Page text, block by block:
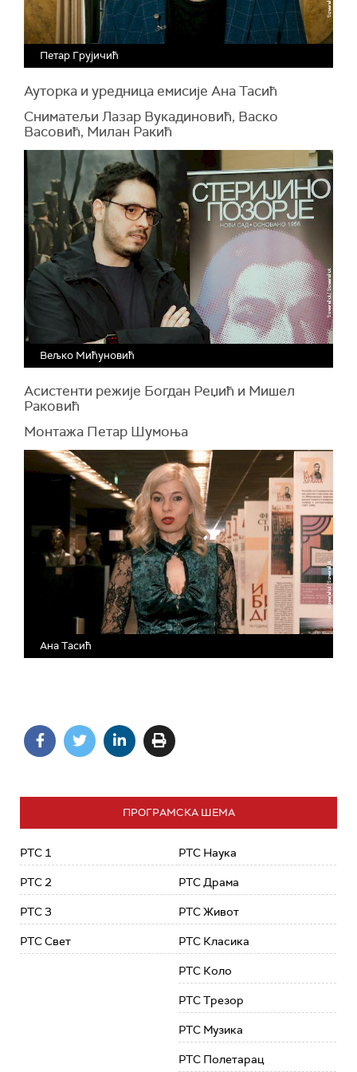
Петар Грујичић
Ауторка и уредница емисије Ана Тасић
Сниматељи Лазар Вукадиновић, Васко
Васовић, Милан Ракић
Вељко Мићуновић
Асистенти режије Богдан Реџић и Мишел
Раковић
Монтажа Петар Шумоња
Ана Тасић
ПРОГРАМСКА ШЕМА
РТС 1
РТС 2
РТС 3
РТС Свет
РТС Наука
РТС Драма
РТС Живот
РТС Класика
РТС Коло
РТС Трезор
РТС Музика
РТС Полетарац